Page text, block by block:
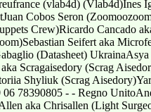
(vlab4d) (Vlab4d)Ines
Cobos Seron
Crew)Ricardo Cancado
Seifert aka
(Datasheet)
Scragaisedory (Scrag
Shyliuk (Scrag
78390805 - - Regno
aka Chrisallen (Light